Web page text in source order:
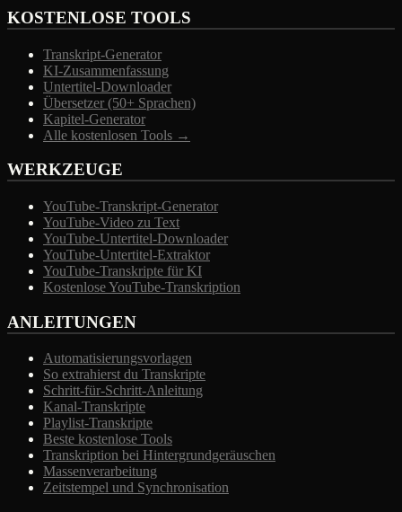
KOSTENLOSE TOOLS
Transkript-Generator
KI-Zusammenfassung
Untertitel-Downloader
Übersetzer (50+ Sprachen)
Kapitel-Generator
Alle kostenlosen Tools →
WERKZEUGE
YouTube-Transkript-Generator
YouTube-Video zu Text
YouTube-Untertitel-Downloader
YouTube-Untertitel-Extraktor
YouTube-Transkripte für KI
Kostenlose YouTube-Transkription
ANLEITUNGEN
Automatisierungsvorlagen
So extrahierst du Transkripte
Schritt-für-Schritt-Anleitung
Kanal-Transkripte
Playlist-Transkripte
Beste kostenlose Tools
Transkription bei Hintergrundgeräuschen
Massenverarbeitung
Zeitstempel und Synchronisation